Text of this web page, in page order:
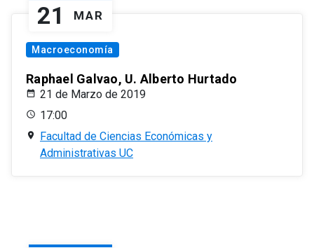
21 MAR
Macroeconomía
Raphael Galvao, U. Alberto Hurtado
21 de Marzo de 2019
17:00
Facultad de Ciencias Económicas y
Administrativas UC